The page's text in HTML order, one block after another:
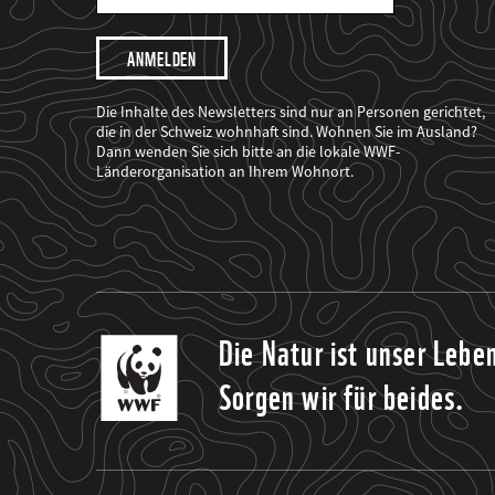
Mail
Adresse
Ich
möchte,
dass
der
WWF
mich
über
seine
Projekte
informiert.
Die Inhalte des Newsletters sind nur an Personen gerichtet,
die in der Schweiz wohnhaft sind. Wohnen Sie im Ausland?
Dann wenden Sie sich bitte an die lokale WWF-
Länderorganisation an Ihrem Wohnort.
Die Natur ist unser
Sorgen wir für beides.